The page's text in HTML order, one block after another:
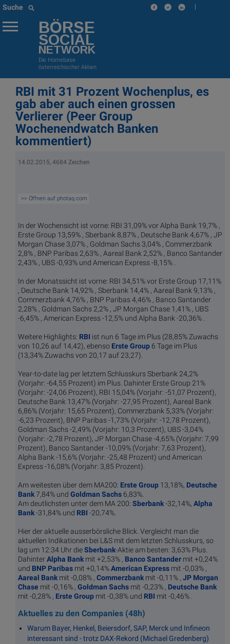
Suche |
BÖRSE
SOCIAL
NETWORK
Die Homebase
österreichischer Aktien
RBI mit 31 Prozent Wochenplus, es
gab aber auch einen grossen
Verlierer (Peer Group
Wochenendwatch Banken
kommentiert)
14.02.2015, 4684 Zeichen
>> Öffnen auf photaq.com
In der Wochensicht ist vorne: RBI 31,09% vor Alpha Bank 19,7% ,
Erste Group 13,59% , Sberbank 8,87% , Deutsche Bank 4,67% , JP
Morgan Chase 3,07% , Goldman Sachs 3,04% , Commerzbank
2,8% , BNP Paribas 2,63% , Aareal Bank 2,52% , Banco Santander
2,43% , UBS -0,93% und American Express -8,15% .
In der Monatssicht ist vorne: RBI 34,51% vor Erste Group 17,11%
, Deutsche Bank 14,92% , Sberbank 14,4% , Aareal Bank 9,13% ,
Commerzbank 4,76% , BNP Paribas 4,46% , Banco Santander
2,28% , Goldman Sachs 2,2% , JP Morgan Chase 1,41% , UBS
-6,45% , American Express -12,5% und Alpha Bank -20,36% .
Weitere Highlights: RBI ist nun 6 Tage im Plus (28,85% Zuwachs
von 10,26 auf 14,42), ebenso Erste Group 6 Tage im Plus
(13,34% Zuwachs von 20,17 auf 23,27).
Year-to-date lag per letztem Schlusskurs Sberbank 24,2%
(Vorjahr: -64,55 Prozent) im Plus. Dahinter Erste Group 21%
(Vorjahr: -24,06 Prozent), RBI 15,04% (Vorjahr: -51,07 Prozent),
Deutsche Bank 13,47% (Vorjahr: -27,95 Prozent), Aareal Bank
6,86% (Vorjahr: 15,65 Prozent), Commerzbank 5,33% (Vorjahr:
-6,23 Prozent), BNP Paribas -1,73% (Vorjahr: -12,78 Prozent),
Goldman Sachs -2,49% (Vorjahr: 10,3 Prozent), UBS -3,04%
(Vorjahr: -2,78 Prozent), JP Morgan Chase -4,65% (Vorjahr: 7,99
Prozent), Banco Santander -10,09% (Vorjahr: 7,63 Prozent),
Alpha Bank -15,6% (Vorjahr: -25,48 Prozent) und American
Express -16,08% (Vorjahr: 3,85 Prozent).
Am weitesten über dem MA200: Erste Group 13,18%, Deutsche
Bank7,84% und Goldman Sachs 6,83%.
Am deutlichsten unter dem MA 200: Sberbank-32,14%, Alpha
Bank-31,84% und RBI -20,74%.
Hier der aktuelle ausserbörsliche Blick. Vergleicht man die
aktuellen Indikationen bei L&S mit dem letzten Schlusskurs, so
lag um 12:34 Uhr dieSberbank-Aktie am besten: 3,63% Plus.
DahinterAlpha Bank mit +2,53% , Banco Santander mit +0,24%
und BNP Paribas mit +0,14%American Express mit -0,03% ,
Aareal Bank mit -0,08% , Commerzbank mit -0,11% , JP Morgan
Chase mit -0,16% , Goldman Sachs mit -0,23% , Deutsche Bank
mit -0,28% , Erste Group mit -0,38% und RBI mit -0,46% .
Aktuelles zu den Companies (48h)
Warum Bayer, Henkel, Beiersdorf, SAP, Merck und Infineon
interessant sind - trotz DAX-Rekord (Michael Gredenberg)